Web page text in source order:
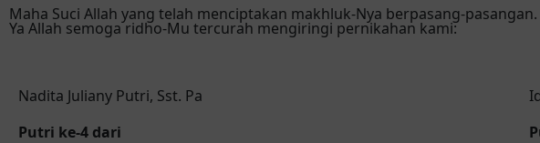
Maha Suci Allah yang telah menciptakan makhluk-Nya berpasang-pasangan.
Ya Allah semoga ridho-Mu tercurah mengiringi pernikahan kami:
Nadita Juliany Putri, Sst. Pa
Putri ke-4 dari